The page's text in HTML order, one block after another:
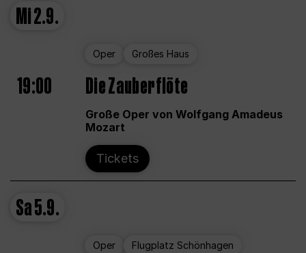
Mi2.9.
Oper Großes Haus
19:00 Die Zauberflöte
Große Oper von Wolfgang Amadeus
Mozart
Tickets
Sa5.9.
Oper Flugplatz Schönhagen